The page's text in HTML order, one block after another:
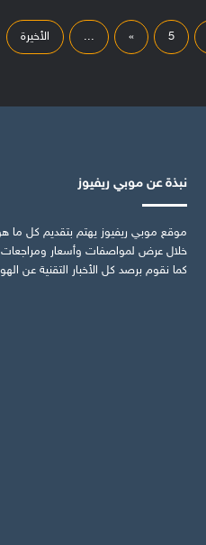
5
»
... الأخيرة
نبذة عن موبي ريفيوز
موقع موبي ريفيوز يهتم بتقديم كل ما
خلال عرض لمواصفات وأسعار ومراجعات
كما نقوم برصد كل الأخبار التقنية عن